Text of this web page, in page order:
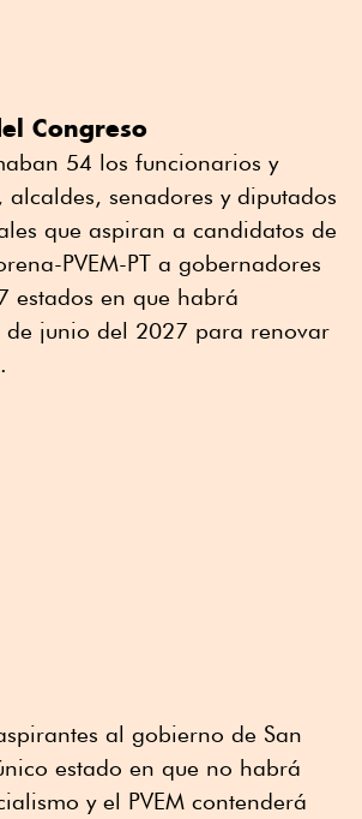
Congreso
54 los funcionarios y
alcaldes, senadores y diputados
que aspiran a candidatos de
PVEM-PT a gobernadores
estados en que habrá
de junio del 2027 para renovar
al gobierno de San
estado en que no habrá
y el PVEM contenderá